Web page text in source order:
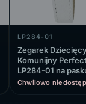
LP284-01
Zegarek
Komunijny Perfect
LP284-01 na
białym, biała
Chwilowo